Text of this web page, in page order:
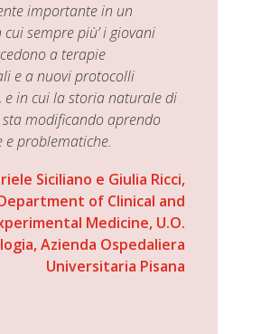
importante in un
sempre più’ i giovani
a terapie
e a nuovi protocolli
e in cui la storia naturale di
modificando aprendo
e problematiche.
Siciliano e Giulia Ricci,
of Clinical and
Medicine, U.O.
Azienda Ospedaliera
Universitaria Pisana